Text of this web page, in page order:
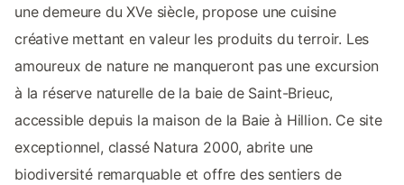
une demeure du XVe siècle, propose une cuisine
créative mettant en valeur les produits du terroir. Les
amoureux de nature ne manqueront pas une excursion
à la réserve naturelle de la baie de Saint-Brieuc,
accessible depuis la maison de la Baie à Hillion. Ce site
exceptionnel, classé Natura 2000, abrite une
biodiversité remarquable et offre des sentiers de